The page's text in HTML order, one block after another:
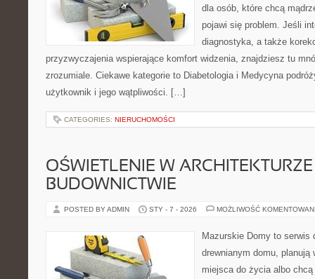
dla osób, które chcą
pojawi się problem. Jeśli
diagnostyka, a także
przyzwyczajenia wspierające komfort widzenia, znajdziesz tu
zrozumiale. Ciekawe kategorie to Diabetologia i Medycyna
użytkownik i jego wątpliwości. […]
CATEGORIES: NIERUCHOMOŚCI
OŚWIETLENIE W
BUDOWNICTWIE
POSTED BY ADMIN STY - 7 - 2026 MOŻLIWOŚĆ
Mazurskie Domy to serwis
drewnianym domu, planują
miejsca do życia albo